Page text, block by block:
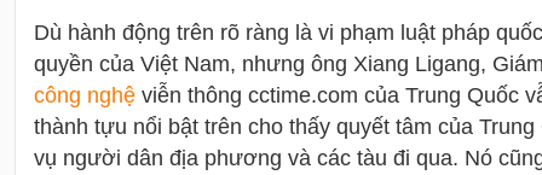
Dù hành động trên rõ ràng là vi phạm luật pháp
quyền của Việt Nam, nhưng ông Xiang Ligang,
công nghệ viễn thông cctime.com của Trung Quốc
thành tựu nổi bật trên cho thấy quyết tâm của
vụ người dân địa phương và các tàu đi qua. Nó